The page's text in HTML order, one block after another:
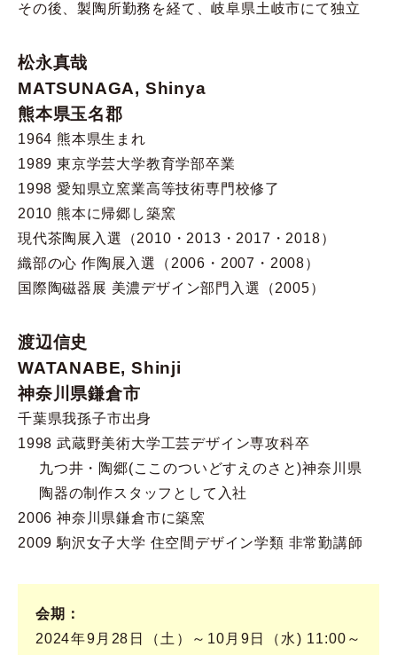
その後、製陶所勤務を経て、岐阜県土岐市にて独立
松永真哉
MATSUNAGA, Shinya
熊本県玉名郡
1964 熊本県生まれ
1989 東京学芸大学教育学部卒業
1998 愛知県立窯業高等技術専門校修了
2010 熊本に帰郷し築窯
現代茶陶展入選（2010・2013・2017・2018）
織部の心 作陶展入選（2006・2007・2008）
国際陶磁器展 美濃デザイン部門入選（2005）
渡辺信史
WATANABE, Shinji
神奈川県鎌倉市
千葉県我孫子市出身
1998 武蔵野美術大学工芸デザイン専攻科卒
九つ井・陶郷(ここのついどすえのさと)神奈川県
陶器の制作スタッフとして入社
2006 神奈川県鎌倉市に築窯
2009 駒沢女子大学 住空間デザイン学類 非常勤講師
会期
2024年9月28日（土）～10月9日（水) 11:00～